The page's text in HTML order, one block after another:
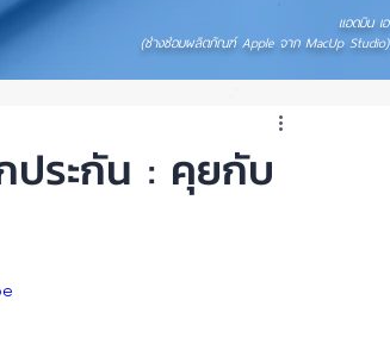
แอดมิน เอ
(ช่างซ่อมผลิตภัณฑ์ Apple จาก MacUp Studio)
ระกัน : คุยกับ